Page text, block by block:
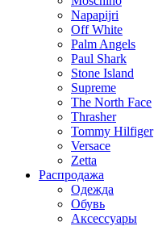
Napapijri
Off White
Palm Angels
Paul Shark
Stone Island
Supreme
The North Face
Thrasher
Tommy Hilfiger
Versace
Zetta
Распродажа
Одежда
Обувь
Аксессуары